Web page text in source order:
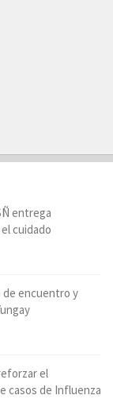
entrega
cuidado
de encuentro y
el
casos de Influenza